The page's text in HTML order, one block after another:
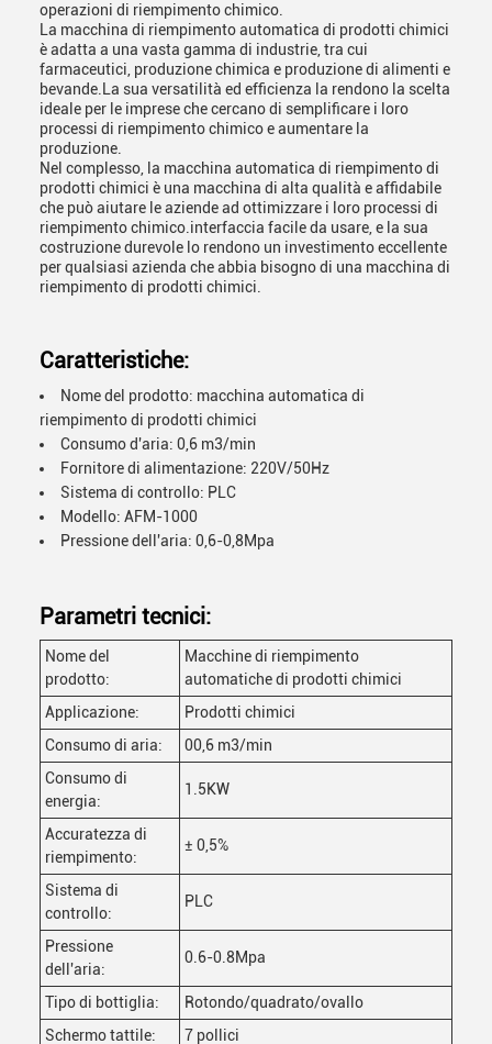
operazioni di riempimento chimico.
La macchina di riempimento automatica di prodotti chimici
è adatta a una vasta gamma di industrie, tra cui
farmaceutici, produzione chimica e produzione di alimenti e
bevande.La sua versatilità ed efficienza la rendono la scelta
ideale per le imprese che cercano di semplificare i loro
processi di riempimento chimico e aumentare la
produzione.
Nel complesso, la macchina automatica di riempimento di
prodotti chimici è una macchina di alta qualità e affidabile
che può aiutare le aziende ad ottimizzare i loro processi di
riempimento chimico.interfaccia facile da usare, e la sua
costruzione durevole lo rendono un investimento eccellente
per qualsiasi azienda che abbia bisogno di una macchina di
riempimento di prodotti chimici.
Caratteristiche:
Nome del prodotto: macchina automatica di
riempimento di prodotti chimici
Consumo d'aria: 0,6 m3/min
Fornitore di alimentazione: 220V/50Hz
Sistema di controllo: PLC
Modello: AFM-1000
Pressione dell'aria: 0,6-0,8Mpa
Parametri tecnici:
Nome del
prodotto:
Macchine di riempimento
automatiche di prodotti chimici
Applicazione:
Prodotti chimici
Consumo di aria:
00,6 m3/min
Consumo di
energia:
1.5KW
Accuratezza di
riempimento:
± 0,5%
Sistema di
controllo:
PLC
Pressione
dell'aria:
0.6-0.8Mpa
Tipo di bottiglia:
Rotondo/quadrato/ovallo
Schermo tattile:
7 pollici